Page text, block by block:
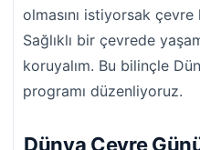
olmasını istiyorsak
Sağlıklı bir çevrede
koruyalım. Bu bilinçle
programı düzenliyoruz.
Dünya Çevre